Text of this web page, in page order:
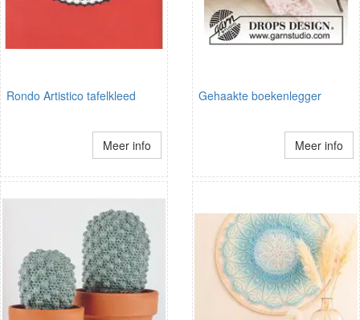
Rondo Artistico tafelkleed
Meer info
Gehaakte boekenlegger
Meer info